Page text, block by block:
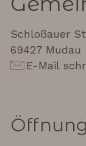
Schloßauer
69427 Mudau
E-Mail